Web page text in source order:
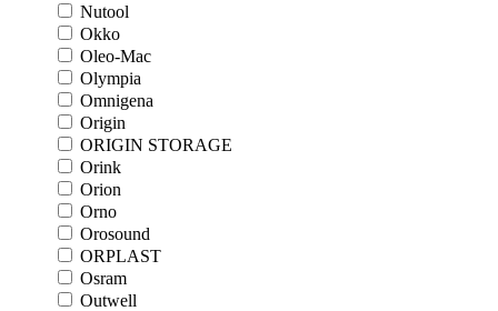
Nutool
Okko
Oleo-Mac
Olympia
Omnigena
Origin
ORIGIN STORAGE
Orink
Orion
Orno
Orosound
ORPLAST
Osram
Outwell